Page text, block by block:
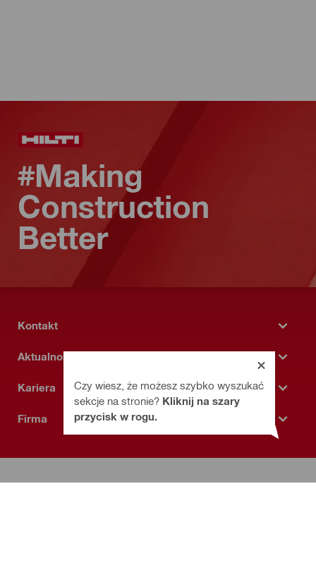
Czy wiesz, że możesz szybko wyszukać
sekcje na stronie? Kliknij na szary
przycisk w rogu.
#Making
Construction
Better
Kontakt
Aktualności
Kariera
Firma
Polityka prywatności